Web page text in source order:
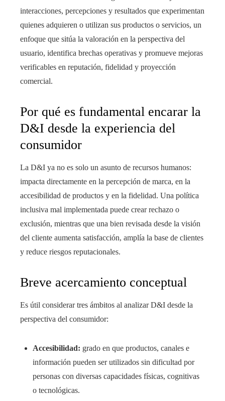
interacciones, percepciones y resultados que experimentan
quienes adquieren o utilizan sus productos o servicios, un
enfoque que sitúa la valoración en la perspectiva del
usuario, identifica brechas operativas y promueve mejoras
verificables en reputación, fidelidad y proyección
comercial.
Por qué es fundamental encarar la
D&I desde la experiencia del
consumidor
La D&I ya no es solo un asunto de recursos humanos:
impacta directamente en la percepción de marca, en la
accesibilidad de productos y en la fidelidad. Una política
inclusiva mal implementada puede crear rechazo o
exclusión, mientras que una bien revisada desde la visión
del cliente aumenta satisfacción, amplía la base de clientes
y reduce riesgos reputacionales.
Breve acercamiento conceptual
Es útil considerar tres ámbitos al analizar D&I desde la
perspectiva del consumidor:
Accesibilidad: grado en que productos, canales e
información pueden ser utilizados sin dificultad por
personas con diversas capacidades físicas, cognitivas
o tecnológicas.